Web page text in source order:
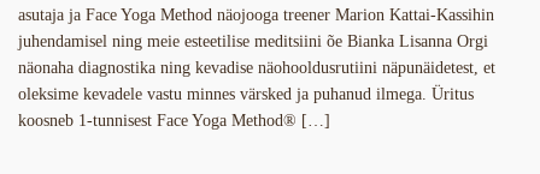
asutaja ja Face Yoga Method näojooga treener Marion Kattai-Kassihin
juhendamisel ning meie esteetilise meditsiini õe Bianka Lisanna Orgi
näonaha diagnostika ning kevadise näohooldusrutiini näpunäidetest, et
oleksime kevadele vastu minnes värsked ja puhanud ilmega. Üritus
koosneb 1-tunnisest Face Yoga Method® […]